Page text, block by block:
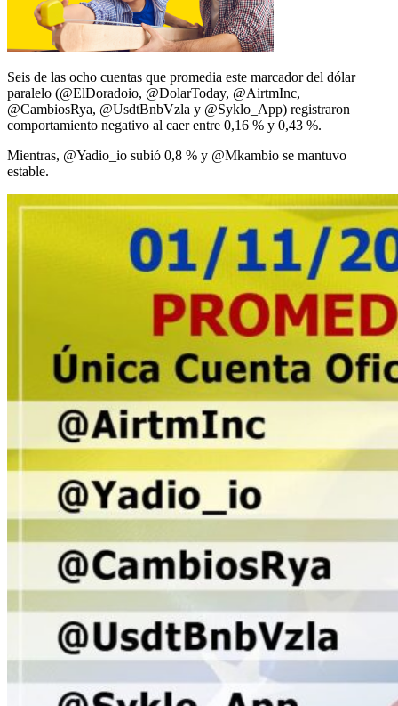
Seis de las ocho cuentas que promedia este marcador del dólar
paralelo (@ElDoradoio, @DolarToday, @AirtmInc,
@CambiosRya, @UsdtBnbVzla y @Syklo_App) registraron
comportamiento negativo al caer entre 0,16 % y 0,43 %.
Mientras, @Yadio_io subió 0,8 % y @Mkambio se mantuvo
estable.